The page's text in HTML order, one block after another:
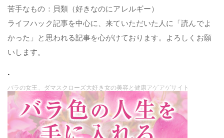
苦手なもの：貝類（好きなのにアレルギー）
ライフハック記事を中心に、来ていただいた人に「読んでよ
かった」と思われる記事を心がけております。よろしくお願
いします。
.
バラの女王、ダマスクローズ大好き女の美容と健康アゲアゲサイト